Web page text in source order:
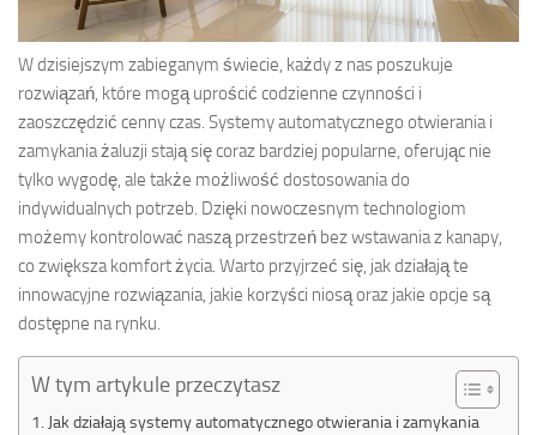
W dzisiejszym zabieganym świecie, każdy z nas poszukuje
rozwiązań, które mogą uprościć codzienne czynności i
zaoszczędzić cenny czas. Systemy automatycznego otwierania i
zamykania żaluzji stają się coraz bardziej popularne, oferując nie
tylko wygodę, ale także możliwość dostosowania do
indywidualnych potrzeb. Dzięki nowoczesnym technologiom
możemy kontrolować naszą przestrzeń bez wstawania z kanapy,
co zwiększa komfort życia. Warto przyjrzeć się, jak działają te
innowacyjne rozwiązania, jakie korzyści niosą oraz jakie opcje są
dostępne na rynku.
W tym artykule przeczytasz
Jak działają systemy automatycznego otwierania i zamykania